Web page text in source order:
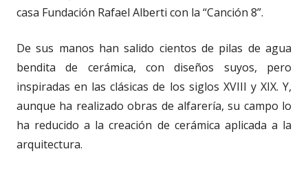
casa Fundación Rafael Alberti con la “Canción 8”.
De sus manos han salido cientos de pilas de agua
bendita de cerámica, con diseños suyos, pero
inspiradas en las clásicas de los siglos XVIII y XIX. Y,
aunque ha realizado obras de alfarería, su campo lo
ha reducido a la creación de cerámica aplicada a la
arquitectura.